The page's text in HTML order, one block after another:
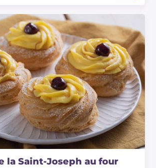
la Saint-Joseph au four